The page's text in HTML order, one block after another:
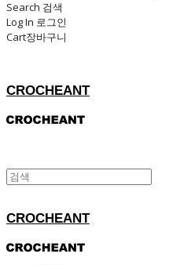
Search 검색
Log In 로그인
Cart장바구니
CROCHEANT
CROCHEANT